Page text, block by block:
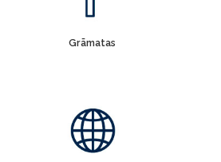
Grāmatas